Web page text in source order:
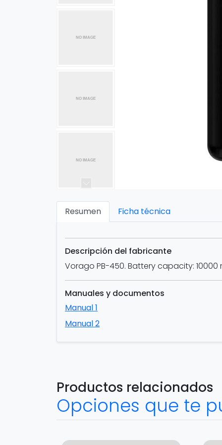
Resumen Ficha técnica
Descripción del fabricante
Vorago PB-450. Battery capacity:
Manuales y documentos
Manual 1
Manual 2
Productos relacionados
Opciones que te